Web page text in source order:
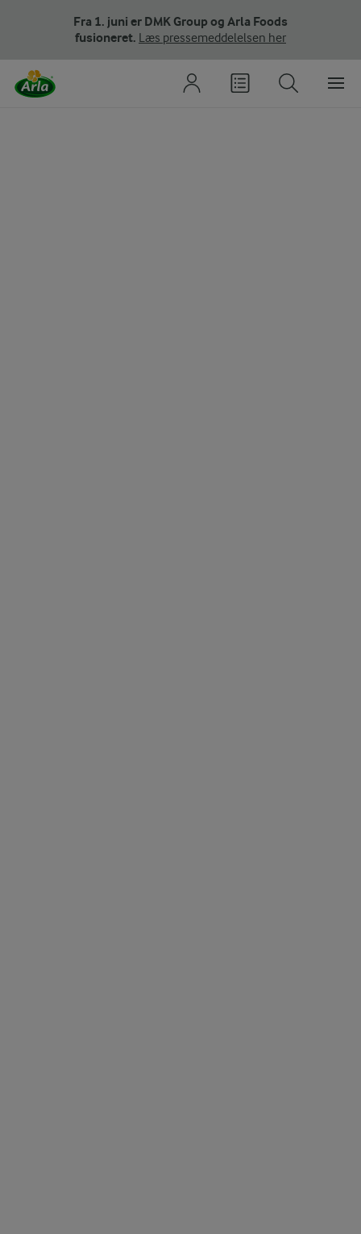
Fra 1. juni er DMK Group og Arla Foods
fusioneret. Læs pressemeddelelsen her